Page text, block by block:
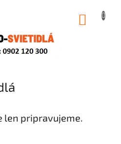
len pripravujeme.